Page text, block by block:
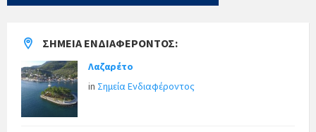
ΣΗΜΕΊΑ ΕΝΔΙΑΦΈΡΟΝΤΟΣ:
Λαζαρέτο
in Σημεία Ενδιαφέροντος